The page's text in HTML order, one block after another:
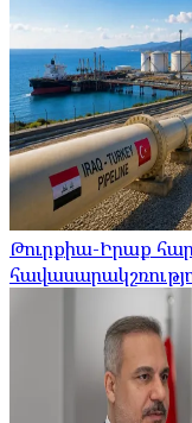
Թուրքիա-Իրաք